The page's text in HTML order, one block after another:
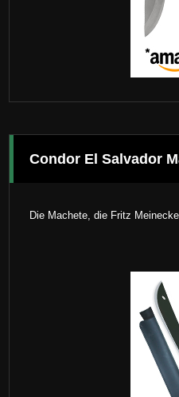
Condor El Salvador
Die Machete, die Fritz